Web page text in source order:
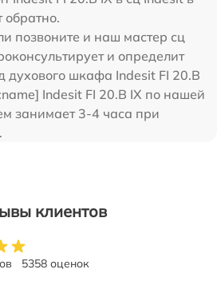
обратно.
позвоните и наш мастер сц
и определит
духового шкафа Indesit FI 20.B
Indesit FI 20.B IX по нашей
занимает 3-4 часа при
клиентов
5358 оценок